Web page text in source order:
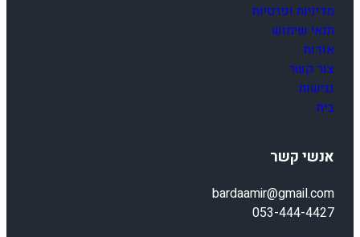
מדיניות ופרטיות
תנאי שימוש
אודות
צור קשר
נגישות
בית
אנשי קשר
bardaamir@gmail.com
053-444-4427